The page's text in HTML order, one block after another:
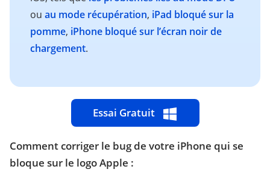
ou au mode récupération, iPad bloqué sur la
pomme, iPhone bloqué sur l’écran noir de
chargement.
Essai Gratuit
Comment corriger le bug de votre iPhone qui se
bloque sur le logo Apple :